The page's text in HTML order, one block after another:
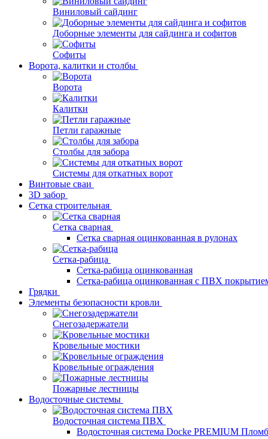
Виниловый сайдинг
Доборные элементы для сайдинга и софитов
Софиты
Ворота, калитки и столбы
Ворота
Калитки
Петли гаражные
Столбы для забора
Системы для откатных ворот
Винтовые сваи
3D забор
Сетка строительная
Сетка сварная
Сетка сварная оцинкованная в рулонах
Сетка-рабица
Сетка-рабица оцинкованная
Сетка-рабица оцинкованная с ПВХ
Грядки
Элементы безопасности кровли
Снегозадержатели
Кровельные мостики
Кровельные ограждения
Пожарные лестницы
Водосточные системы
Водосточная система ПВХ
Водосточная система Docke PREMIUM